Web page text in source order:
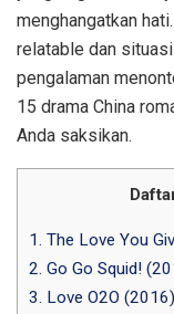
menghangatkan
relatable dan
pengalaman
15 drama China
Anda saksikan.
1. The Love You
2. Go Go Squid!
3. Love O2O (2016)